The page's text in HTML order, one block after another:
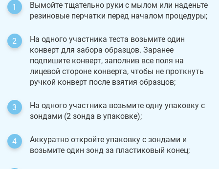
Вымойте тщательно руки с мылом или наденьте
резиновые перчатки перед началом процедуры;
На одного участника теста возьмите один
конверт для забора образцов. Заранее
подпишите конверт, заполнив все поля на
лицевой стороне конверта, чтобы не проткнуть
ручкой конверт после взятия образцов;
На одного участника возьмите одну упаковку с
зондами (2 зонда в упаковке);
Аккуратно откройте упаковку с зондами и
возьмите один зонд за пластиковый конец;